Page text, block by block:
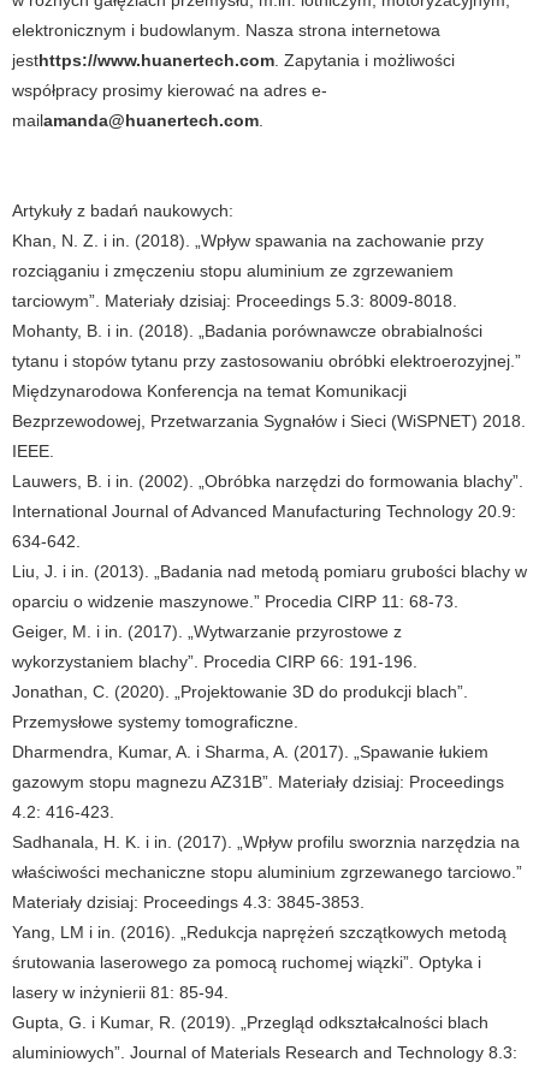
elektronicznym i budowlanym. Nasza strona internetowa
jesthttps://www.huanertech.com . Zapytania i możliwości
współpracy prosimy kierować na adres e-
mailamanda@huanertech.com
Artykuły z badań naukowych:
Khan, N. Z. i in. (2018). „Wpływ spawania na zachowanie przy
rozciąganiu i zmęczeniu stopu aluminium ze zgrzewaniem
tarciowym”. Materiały dzisiaj: Proceedings 5.3: 8009-8018.
Mohanty, B. i in. (2018). „Badania porównawcze obrabialności
tytanu i stopów tytanu przy zastosowaniu obróbki elektroerozyjnej.”
Międzynarodowa Konferencja na temat Komunikacji
Bezprzewodowej, Przetwarzania Sygnałów i Sieci (WiSPNET) 2018.
IEEE.
Lauwers, B. i in. (2002). „Obróbka narzędzi do formowania blachy”.
International Journal of Advanced Manufacturing Technology 20.9:
634-642.
Liu, J. i in. (2013). „Badania nad metodą pomiaru grubości blachy w
oparciu o widzenie maszynowe.” Procedia CIRP 11: 68-73.
Geiger, M. i in. (2017). „Wytwarzanie przyrostowe z
wykorzystaniem blachy”. Procedia CIRP 66: 191-196.
Jonathan, C. (2020). „Projektowanie 3D do produkcji blach”.
Przemysłowe systemy tomograficzne.
Dharmendra, Kumar, A. i Sharma, A. (2017). „Spawanie łukiem
gazowym stopu magnezu AZ31B”. Materiały dzisiaj: Proceedings
4.2: 416-423.
Sadhanala, H. K. i in. (2017). „Wpływ profilu sworznia narzędzia na
właściwości mechaniczne stopu aluminium zgrzewanego tarciowo.”
Materiały dzisiaj: Proceedings 4.3: 3845-3853.
Yang, LM i in. (2016). „Redukcja naprężeń szczątkowych metodą
śrutowania laserowego za pomocą ruchomej wiązki”. Optyka i
lasery w inżynierii 81: 85-94.
Gupta, G. i Kumar, R. (2019). „Przegląd odkształcalności blach
aluminiowych”. Journal of Materials Research and Technology 8.3: